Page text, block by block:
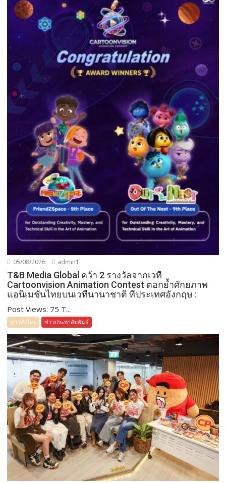
05/08/2026 admin1
T&B Media Global คว้า 2 รางวัลจากเวที
Cartoonvision Animation Contest ตอกย้ำศักยภาพ
แอนิเมชันไทยบนเวทีนานาชาติ ที่ประเทศอังกฤษ :
Post Views: 75 T...
ข่าวทั่วไทย ข่าวประชาสัมพันธ์